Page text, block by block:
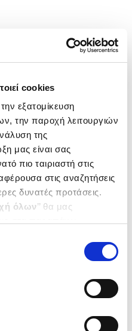
cookies
εξατομίκευση
την παροχή λειτουργιών
της
μας είναι σας
πιο ταιριαστή στις
στις αναζητήσεις
δυνατές προτάσεις.
όλων’’ θα μας
από τα παρακάτω με την
ενημερωθείτε σχετικά με